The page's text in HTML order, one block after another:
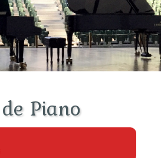
Piano